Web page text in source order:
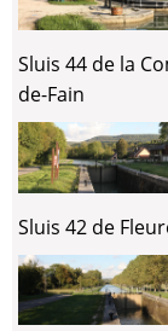
Sluis 44 de la
de-Fain
Sluis 42 de